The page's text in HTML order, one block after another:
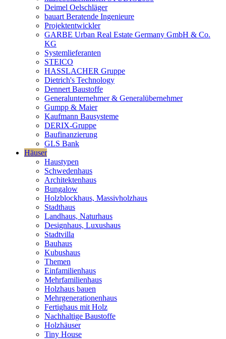
Deimel Oelschläger
bauart Beratende Ingenieure
Projektentwickler
GARBE Urban Real Estate Germany GmbH & Co.
KG
Systemlieferanten
STEICO
HASSLACHER Gruppe
Dietrich's Technology
Dennert Baustoffe
Generalunternehmer & Generalübernehmer
Gumpp & Maier
Kaufmann Bausysteme
DERIX-Gruppe
Baufinanzierung
GLS Bank
Häuser
Haustypen
Schwedenhaus
Architektenhaus
Bungalow
Holzblockhaus, Massivholzhaus
Stadthaus
Landhaus, Naturhaus
Designhaus, Luxushaus
Stadtvilla
Bauhaus
Kubushaus
Themen
Einfamilienhaus
Mehrfamilienhaus
Holzhaus bauen
Mehrgenerationenhaus
Fertighaus mit Holz
Nachhaltige Baustoffe
Holzhäuser
Tiny House